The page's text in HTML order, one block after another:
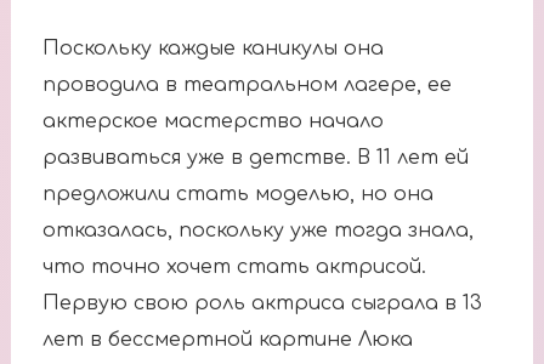
Поскольку каждые каникулы она
проводила в театральном лагере, ее
актерское мастерство начало
развиваться уже в детстве. В 11 лет ей
предложили стать моделью, но она
отказалась, поскольку уже тогда знала,
что точно хочет стать актрисой.
Первую свою роль актриса сыграла в 13
лет в бессмертной картине Люка